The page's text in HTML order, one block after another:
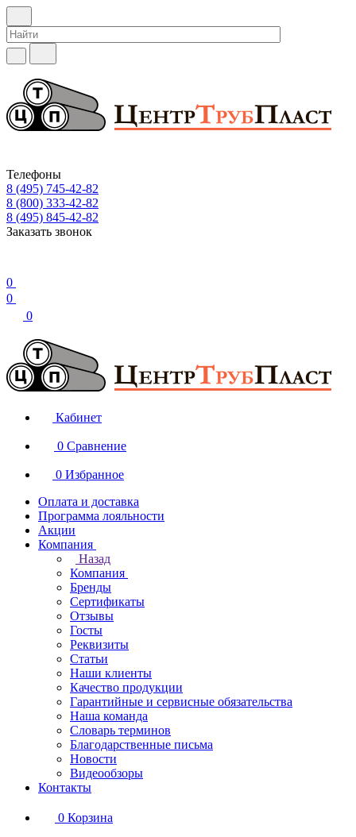
Телефоны
8 (495) 745-42-82
8 (800) 333-42-82
8 (495) 845-42-82
Заказать звонок
0
0
0
Кабинет
0 Сравнение
0 Избранное
Оплата и доставка
Программа лояльности
Акции
Компания
Назад
Компания
Бренды
Сертификаты
Отзывы
Госты
Реквизиты
Статьи
Наши клиенты
Качество продукции
Гарантийные и сервисные обязательства
Наша команда
Словарь терминов
Благодарственные письма
Новости
Видеообзоры
Контакты
0 Корзина